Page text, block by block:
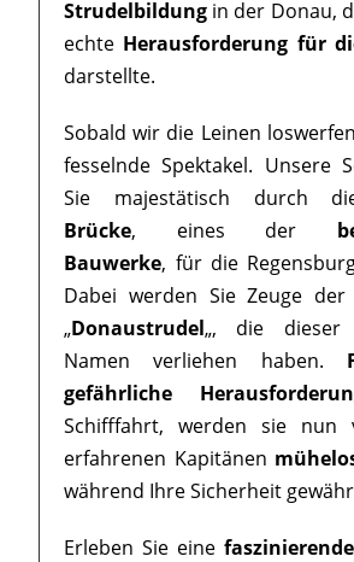
Strudelbildung in der Donau,
echte Herausforderung für
darstellte.
Sobald wir die Leinen
fesselnde Spektakel. Unsere
Sie majestätisch durch
Brücke, eines der
Bauwerke, für die
Dabei werden Sie Zeuge der
„Donaustrudel„, die dieser
Namen verliehen haben.
gefährliche
Schifffahrt, werden sie nun
erfahrenen Kapitänen
während Ihre Sicherheit
Erleben Sie eine